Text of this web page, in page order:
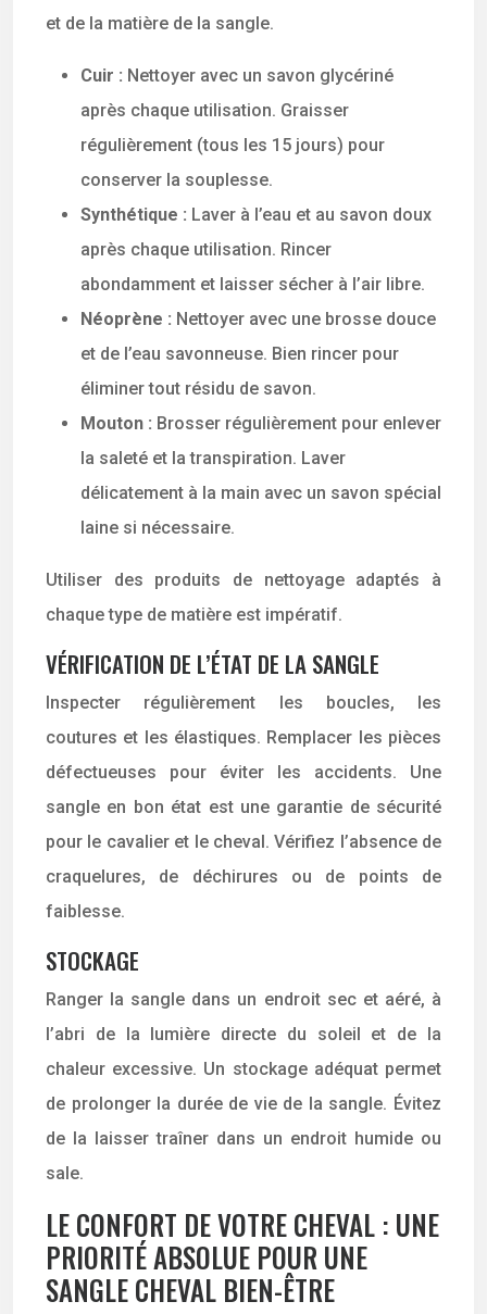
et de la matière de la sangle.
Cuir : Nettoyer avec un savon glycériné
après chaque utilisation. Graisser
régulièrement (tous les 15 jours) pour
conserver la souplesse.
Synthétique : Laver à l’eau et au savon doux
après chaque utilisation. Rincer
abondamment et laisser sécher à l’air libre.
Néoprène : Nettoyer avec une brosse douce
et de l’eau savonneuse. Bien rincer pour
éliminer tout résidu de savon.
Mouton : Brosser régulièrement pour enlever
la saleté et la transpiration. Laver
délicatement à la main avec un savon spécial
laine si nécessaire.
Utiliser des produits de nettoyage adaptés à
chaque type de matière est impératif.
VÉRIFICATION DE L’ÉTAT DE LA SANGLE
Inspecter régulièrement les boucles, les
coutures et les élastiques. Remplacer les pièces
défectueuses pour éviter les accidents. Une
sangle en bon état est une garantie de sécurité
pour le cavalier et le cheval. Vérifiez l’absence de
craquelures, de déchirures ou de points de
faiblesse.
STOCKAGE
Ranger la sangle dans un endroit sec et aéré, à
l’abri de la lumière directe du soleil et de la
chaleur excessive. Un stockage adéquat permet
de prolonger la durée de vie de la sangle. Évitez
de la laisser traîner dans un endroit humide ou
sale.
LE CONFORT DE VOTRE CHEVAL : UNE
PRIORITÉ ABSOLUE POUR UNE
SANGLE CHEVAL BIEN-ÊTRE